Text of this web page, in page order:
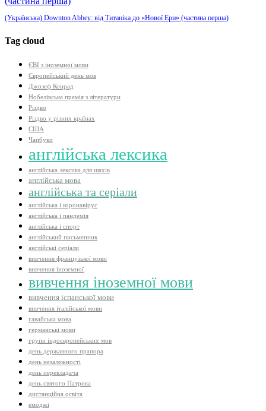
(Українська) Downton Abbey: від Титаніка до «Нової Ери» (частина перша)
Tag cloud
ЄВІ з іноземної мови
Європейський день мов
Джозеф Конрад
Нобелівська премія з літератури
Різдво
Різдво у різних країнах
США
Чапбуки
англійська лексика
англійська лексика для шахів
англійська мова
англійська та серіали
англійська і коронавірус
англійська і пандемія
англійська і спорт
англійський письменник
англійські серіали
вивчення французької мови
вивчення іноземної
вивчення іноземної мови
вивчення іспанської мови
вивчення італійської мови
гавайська мова
германські мови
групи індоєвропейських мов
день державного прапора
день незалежності
день перекладача
день святого Патрика
дистанційна освіта
емоджі